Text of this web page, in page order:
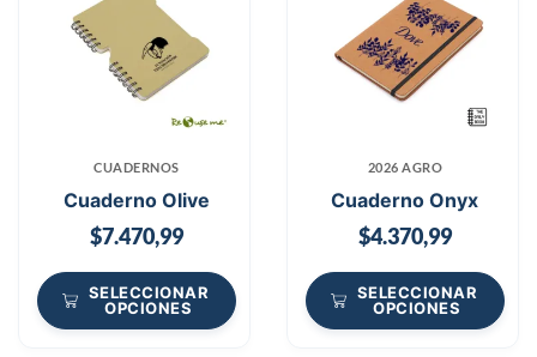
CUADERNOS
Cuaderno Olive
$7.470,99
SELECCIONAR
OPCIONES
2026 AGRO
Cuaderno Onyx
$4.370,99
SELECCIONAR
OPCIONES